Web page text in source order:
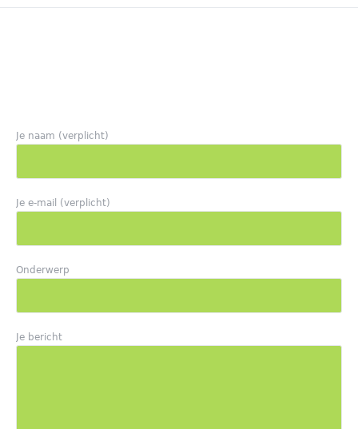
Je naam (verplicht)
Je e-mail (verplicht)
Onderwerp
Je bericht